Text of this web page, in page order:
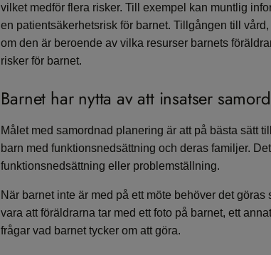
vilket medför flera risker. Till exempel kan muntlig
en patientsäkerhetsrisk för barnet. Tillgången till
om den är beroende av vilka resurser barnets
risker för barnet.
Barnet har nytta av att insatser
Målet med samordnad planering är att på bästa sätt
barn med funktionsnedsättning och deras familjer.
funktionsnedsättning eller problemställning.
När barnet inte är med på ett möte behöver det göras
vara att föräldrarna tar med ett foto på barnet, ett
frågar vad barnet tycker om att göra.